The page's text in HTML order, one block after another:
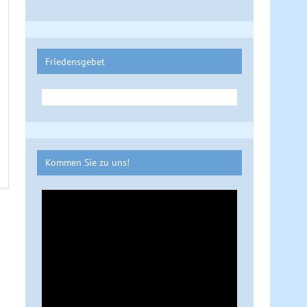
Friedensgebet
Kommen Sie zu uns!